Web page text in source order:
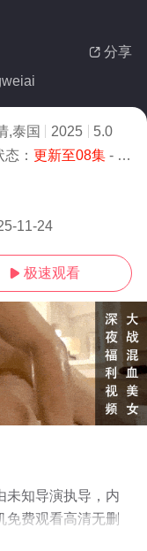
 分享
,泰国 2025
5.0
态： 更新至08集- 免费在线观看
11-24
 极速观看
未知导演执导，内
免费观看高清无删
多相关信息可移